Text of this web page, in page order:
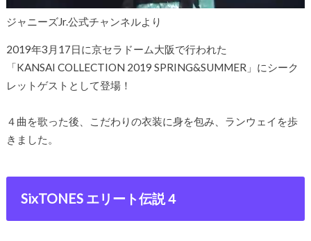
ジャニーズJr.公式チャンネルより
2019年3月17日に京セラドーム大阪で行われた
「KANSAI COLLECTION 2019 SPRING&SUMMER」にシーク
レットゲストとして登場！
４曲を歌った後、こだわりの衣装に身を包み、ランウェイを歩
きました。
SixTONES エリート伝説４